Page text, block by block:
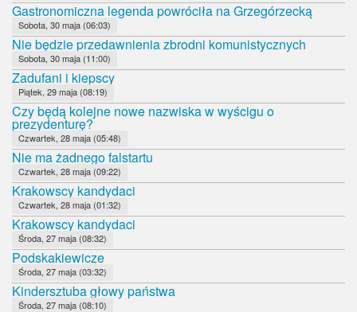
Gastronomiczna legenda powróciła na Grzegórzecką
Sobota, 30 maja (06:03)
Nie będzie przedawnienia zbrodni komunistycznych
Sobota, 30 maja (11:00)
Zadufani i kiepscy
Piątek, 29 maja (08:19)
Czy będą kolejne nowe nazwiska w wyścigu o
prezydenturę?
Czwartek, 28 maja (05:48)
Nie ma żadnego falstartu
Czwartek, 28 maja (09:22)
Krakowscy kandydaci
Czwartek, 28 maja (01:32)
Krakowscy kandydaci
Środa, 27 maja (08:32)
Podskakiewicze
Środa, 27 maja (03:32)
Kindersztuba głowy państwa
Środa, 27 maja (08:10)